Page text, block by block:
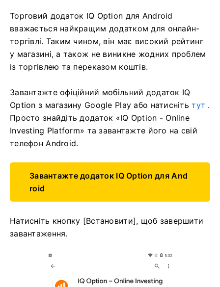
Торговий додаток IQ Option для Android
вважається найкращим додатком для онлайн-
торгівлі. Таким чином, він має високий рейтинг
у магазині, а також не виникне жодних проблем
із торгівлею та переказом коштів.
Завантажте офіційний мобільний додаток IQ
Option з магазину Google Play або натиснітьтут .
Просто знайдіть додаток «IQ Option - Online
Investing Platform» та завантажте його на свій
телефон Android.
Завантажте додаток IQ Option для And
roid
Натисніть кнопку [Встановити], щоб завершити
завантаження.